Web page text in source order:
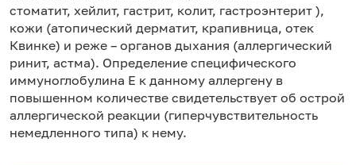
стоматит, хейлит, гастрит, колит, гастроэнтерит ),
кожи (атопический дерматит, крапивница, отек
Квинке) и реже – органов дыхания (аллергический
ринит, астма). Определение специфического
иммуноглобулина Е к данному аллергену в
повышенном количестве свидетельствует об острой
аллергической реакции (гиперчувствительность
немедленного типа) к нему.